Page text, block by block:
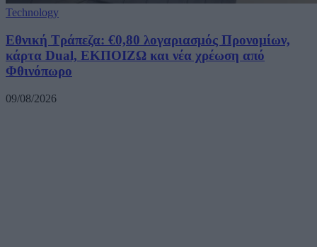
Technology
Εθνική Τράπεζα: €0,80 λογαριασμός Προνομίων,
κάρτα Dual, ΕΚΠΟΙΖΩ και νέα χρέωση από
Φθινόπωρο
09/08/2026